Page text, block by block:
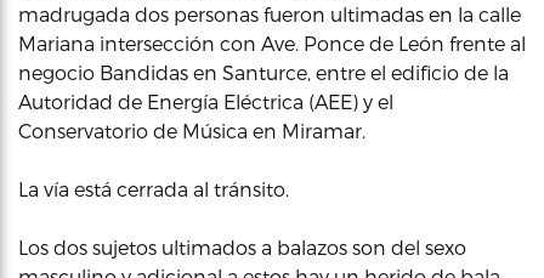
madrugada dos personas fueron ultimadas en la calle
Mariana intersección con Ave. Ponce de León frente al
negocio Bandidas en Santurce, entre el edificio de la
Autoridad de Energía Eléctrica (AEE) y el
Conservatorio de Música en Miramar.
La vía está cerrada al tránsito.
Los dos sujetos ultimados a balazos son del sexo